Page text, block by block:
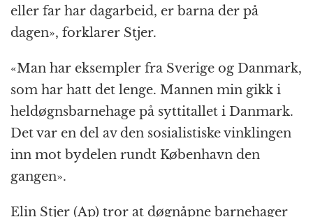
eller far har dagarbeid, er barna der på
dagen», forklarer Stjer.
«Man har eksempler fra Sverige og Danmark,
som har hatt det lenge. Mannen min gikk i
heldøgnsbarnehage på syttitallet i Danmark.
Det var en del av den sosialistiske vinklingen
inn mot bydelen rundt København den
gangen».
Elin Stjer (Ap) tror at døgnåpne barnehager